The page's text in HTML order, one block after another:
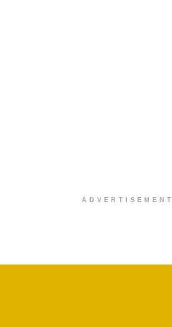
ADVERTISEMENT